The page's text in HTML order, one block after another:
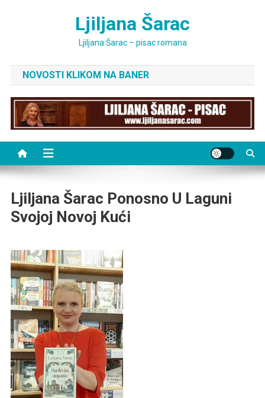
Ljiljana Šarac
Ljiljana Šarac – pisac romana
NOVOSTI KLIKOM NA BANER
Ljiljana Šarac Ponosno U Laguni
Svojoj Novoj Kući